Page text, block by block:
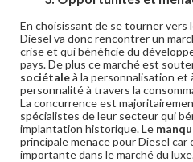
En choisissant de se tourner vers
Diesel va donc rencontrer un
crise et qui bénéficie du
pays. De plus ce marché est
sociétaleà la personnalisation et
personnalité à travers la
La concurrence est
spécialistes de leur secteur qui
implantation historique. Le
principale menace pour Diesel
importante dans le marché du